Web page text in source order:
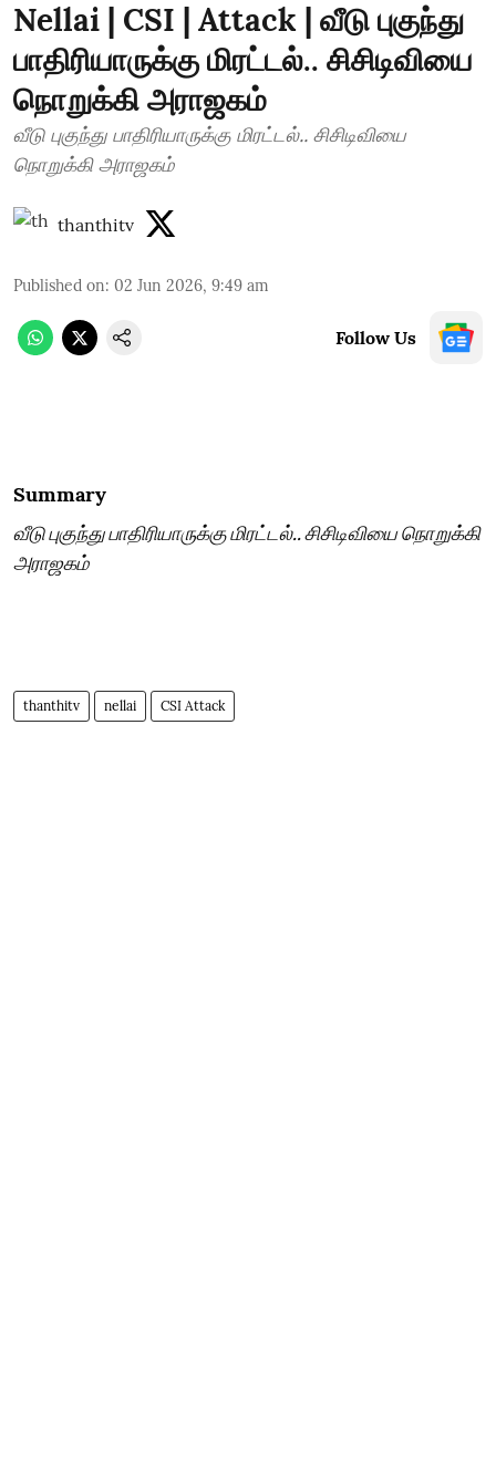
Nellai | CSI | Attack | வீடு புகுந்து
பாதிரியாருக்கு மிரட்டல்.. சிசிடிவியை
நொறுக்கி அராஜகம்
வீடு புகுந்து பாதிரியாருக்கு மிரட்டல்.. சிசிடிவியை
நொறுக்கி அராஜகம்
thanthitv
Published on: 02 Jun 2026, 9:49 am
Follow Us
Summary
வீடு புகுந்து பாதிரியாருக்கு மிரட்டல்.. சிசிடிவியை நொறுக்கி
அராஜகம்
thanthitv nellai CSI Attack